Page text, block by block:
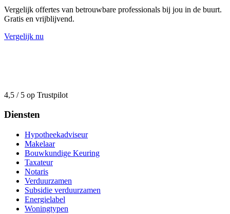
Vergelijk offertes van betrouwbare professionals bij jou in de buurt.
Gratis en vrijblijvend.
Vergelijk nu
4,5 / 5 op Trustpilot
Diensten
Hypotheekadviseur
Makelaar
Bouwkundige Keuring
Taxateur
Notaris
Verduurzamen
Subsidie verduurzamen
Energielabel
Woningtypen